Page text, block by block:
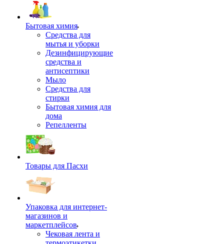
Бытовая химия
Средства для
мытья и уборки
Дезинфицирующие
средства и
антисептики
Мыло
Средства для
стирки
Бытовая химия для
дома
Репелленты
Товары для Пасхи
Упаковка для интернет-
магазинов и
маркетплейсов
Чековая лента и